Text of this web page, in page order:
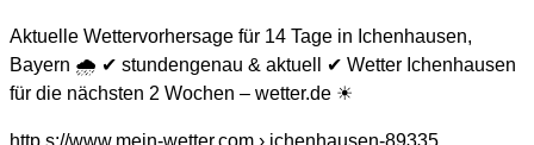
Aktuelle Wettervorhersage für 14 Tage in Ichenhausen,
Bayern 🌧️ ✔ stundengenau & aktuell ✔ Wetter Ichenhausen
für die nächsten 2 Wochen – wetter.de ☀
http s://www.mein-wetter.com › ichenhausen-89335